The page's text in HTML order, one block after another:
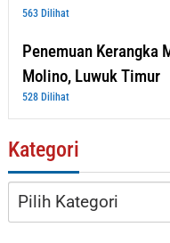
563 Dilihat
Penemuan Kerangka
Molino, Luwuk Timur
528 Dilihat
Kategori
Kategori